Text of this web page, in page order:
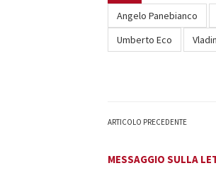
Angelo Panebianco
Umberto Eco
ARTICOLO PRECEDENTE
MESSAGGIO SULLA